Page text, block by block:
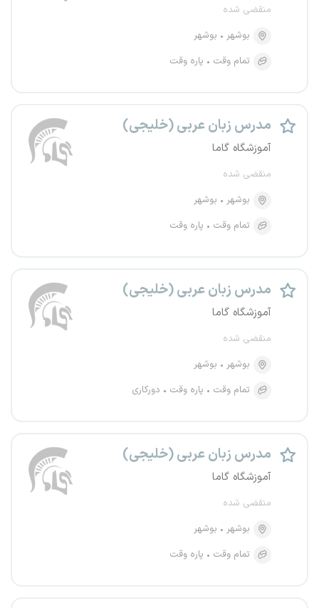
منقضی شده
بوشهر
بوشهر
تمام وقت
پاره وقت
مدرس زبان عربی (خلیجی)
آموزشگاه گاما
منقضی شده
بوشهر
بوشهر
تمام وقت
پاره وقت
مدرس زبان عربی (خلیجی)
آموزشگاه گاما
منقضی شده
بوشهر
بوشهر
تمام وقت
پاره وقت دورکاری
مدرس زبان عربی (خلیجی)
آموزشگاه گاما
منقضی شده
بوشهر
بوشهر
تمام وقت
پاره وقت